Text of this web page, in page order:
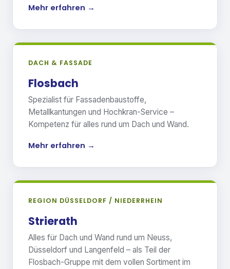
Mehr erfahren →
DACH & FASSADE
Flosbach
Spezialist für Fassadenbaustoffe,
Metallkantungen und Hochkran-Service –
Kompetenz für alles rund um Dach und Wand.
Mehr erfahren →
REGION DÜSSELDORF / NIEDERRHEIN
Strierath
Alles für Dach und Wand rund um Neuss,
Düsseldorf und Langenfeld – als Teil der
Flosbach-Gruppe mit dem vollen Sortiment im